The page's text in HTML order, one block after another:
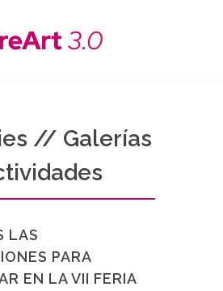
// Galerías
LAS
PARA
EN LA VII FERIA